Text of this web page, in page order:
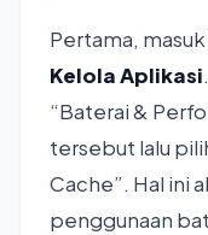
Pertama,
Kelola Aplikasi
“Baterai &
tersebut lalu
Cache”. Hal ini
penggunaan